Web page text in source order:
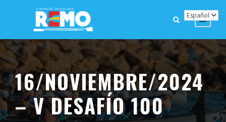
16/NOVIEMBRE/2024
– V DESAFÍO 100